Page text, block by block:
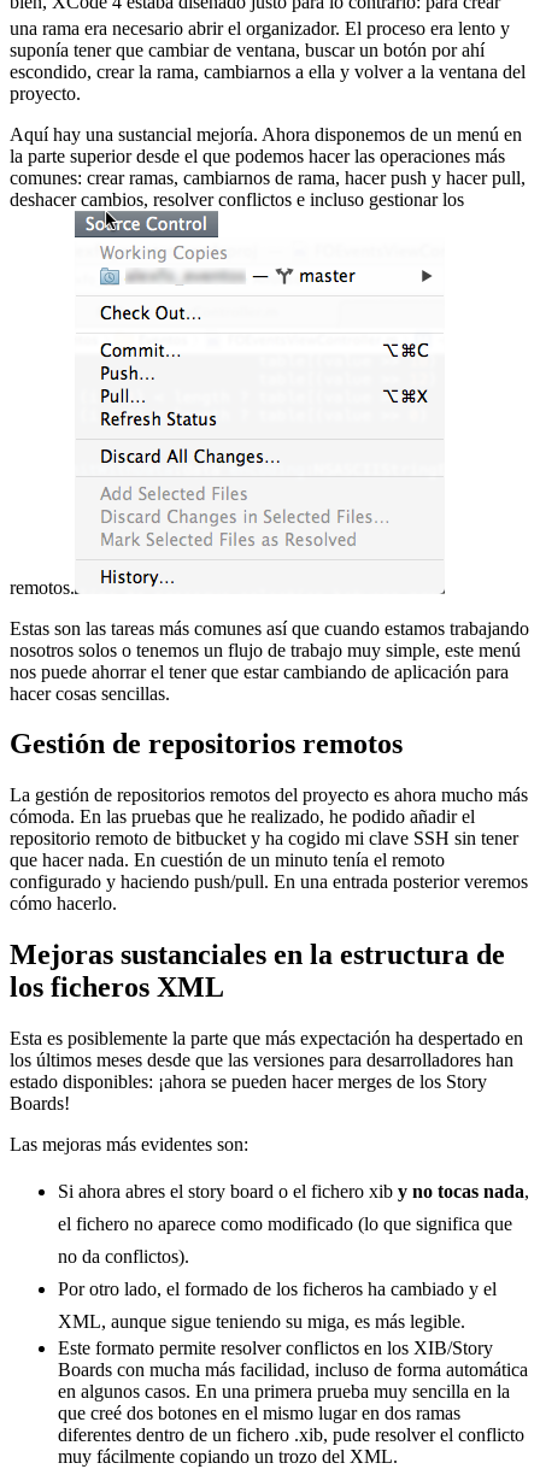
una rama era necesario abrir el organizador. El proceso era lento y
suponía tener que cambiar de ventana, buscar un botón por ahí
escondido, crear la rama, cambiarnos a ella y volver a la ventana del
proyecto.
Aquí hay una sustancial mejoría. Ahora disponemos de un menú en
la parte superior desde el que podemos hacer las operaciones más
comunes: crear ramas, cambiarnos de rama, hacer push y hacer pull,
deshacer cambios, resolver conflictos e incluso gestionar los
remotos.
Estas son las tareas más comunes así que cuando estamos trabajando
nosotros solos o tenemos un flujo de trabajo muy simple, este menú
nos puede ahorrar el tener que estar cambiando de aplicación para
hacer cosas sencillas.
Gestión de repositorios remotos
La gestión de repositorios remotos del proyecto es ahora mucho más
cómoda. En las pruebas que he realizado, he podido añadir el
repositorio remoto de bitbucket y ha cogido mi clave SSH sin tener
que hacer nada. En cuestión de un minuto tenía el remoto
configurado y haciendo push/pull. En una entrada posterior veremos
cómo hacerlo.
Mejoras sustanciales en la estructura de
los ficheros XML
Esta es posiblemente la parte que más expectación ha despertado en
los últimos meses desde que las versiones para desarrolladores han
estado disponibles: ¡ahora se pueden hacer merges de los Story
Boards!
Las mejoras más evidentes son:
Si ahora abres el story board o el fichero xib y no tocas nada,
el fichero no aparece como modificado (lo que significa que
no da conflictos).
Por otro lado, el formado de los ficheros ha cambiado y el
XML, aunque sigue teniendo su miga, es más legible.
Este formato permite resolver conflictos en los XIB/Story
Boards con mucha más facilidad, incluso de forma automática
en algunos casos. En una primera prueba muy sencilla en la
que creé dos botones en el mismo lugar en dos ramas
diferentes dentro de un fichero .xib, pude resolver el conflicto
muy fácilmente copiando un trozo del XML.